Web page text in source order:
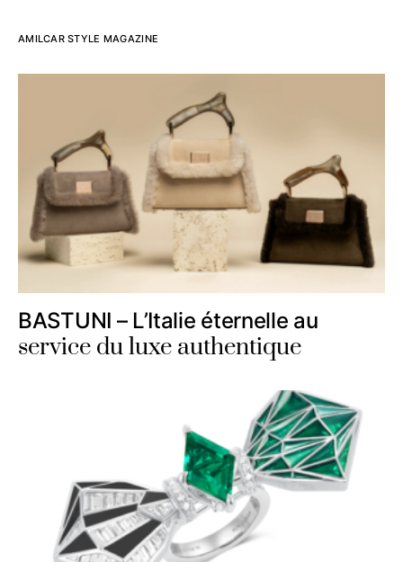
AMILCAR STYLE MAGAZINE
BASTUNI – L’Italie éternelle au
service du luxe authentique